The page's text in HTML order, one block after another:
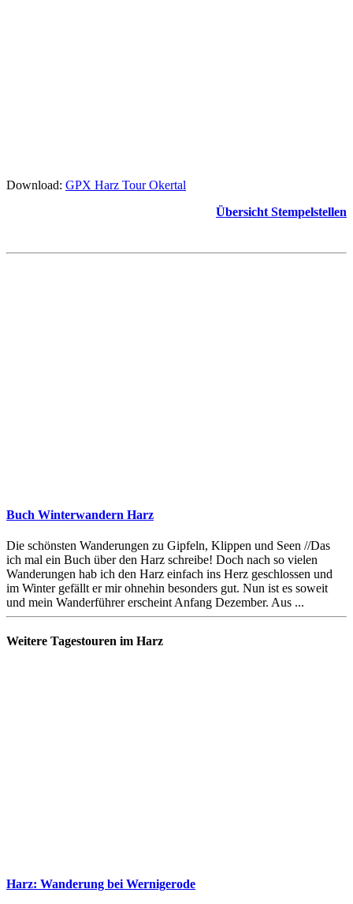
Download: GPX Harz Tour Okertal
Übersicht Stempelstellen
Buch Winterwandern Harz
Die schönsten Wanderungen zu Gipfeln, Klippen und Seen //Das
ich mal ein Buch über den Harz schreibe! Doch nach so vielen
Wanderungen hab ich den Harz einfach ins Herz geschlossen und
im Winter gefällt er mir ohnehin besonders gut. Nun ist es soweit
und mein Wanderführer erscheint Anfang Dezember. Aus ...
Weitere Tagestouren im Harz
Harz: Wanderung bei Wernigerode